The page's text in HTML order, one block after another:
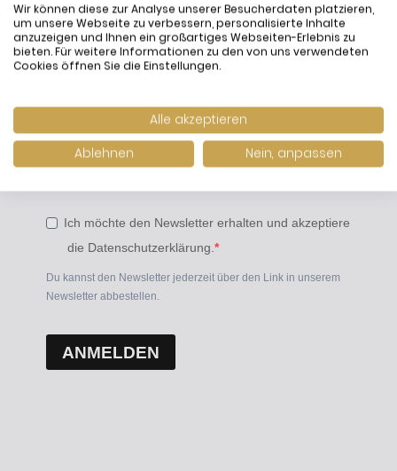
Gib deine E-Mail-Adresse ein, um dich
anzumelden
Geburtsdatum (optional)
Ich möchte den Newsletter erhalten und akzeptiere
die Datenschutzerklärung.
Du kannst den Newsletter jederzeit über den Link in unserem
Newsletter abbestellen.
ANMELDEN
Wir können diese zur Analyse unserer Besucherdaten platzieren,
um unsere Webseite zu verbessern, personalisierte Inhalte
anzuzeigen und Ihnen ein großartiges Webseiten-Erlebnis zu
bieten. Für weitere Informationen zu den von uns verwendeten
Cookies öffnen Sie die Einstellungen.
Alle akzeptieren
Ablehnen
Nein, anpassen